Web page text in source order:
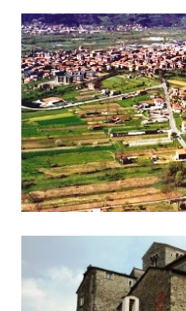
Ceparana
Castello e Cappella Giustiniani